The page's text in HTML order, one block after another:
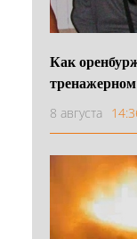
Как
тренажерном
8 августа